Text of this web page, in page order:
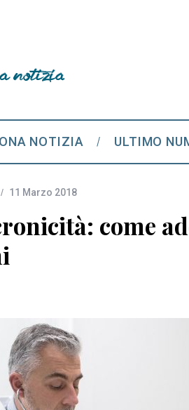
NOTIZIA ULTIMO
11 Marzo 2018
come